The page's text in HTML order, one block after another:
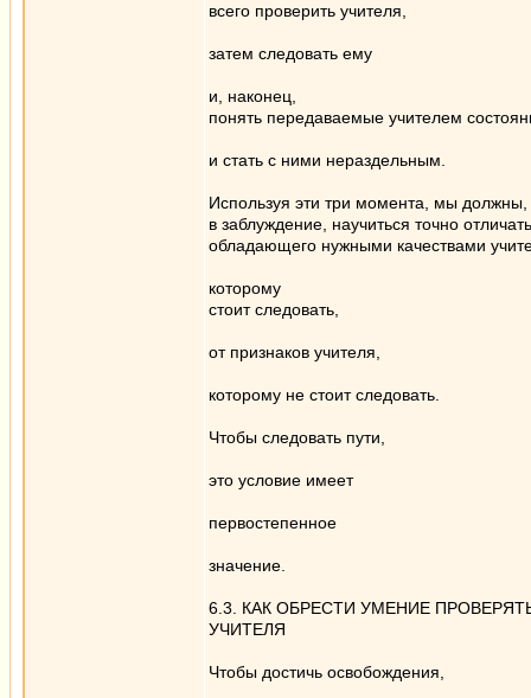
всего проверить учителя,
затем следовать ему
и, наконец,
понять передаваемые учителем
и стать с ними нераздельным.
Используя эти три момента, мы должны,
в заблуждение, научиться точно
обладающего нужными качествами
которому
стоит следовать,
от признаков учителя,
которому не стоит следовать.
Чтобы следовать пути,
это условие имеет
первостепенное
значение.
6.3. КАК ОБРЕСТИ УМЕНИЕ
УЧИТЕЛЯ
Чтобы достичь освобождения,